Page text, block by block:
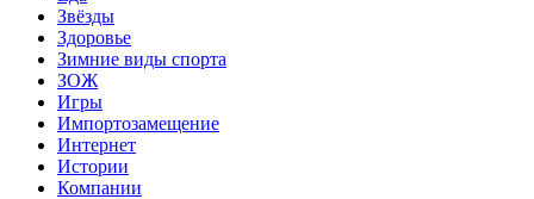
Звёзды
Здоровье
Зимние виды спорта
ЗОЖ
Игры
Импортозамещение
Интернет
Истории
Компании